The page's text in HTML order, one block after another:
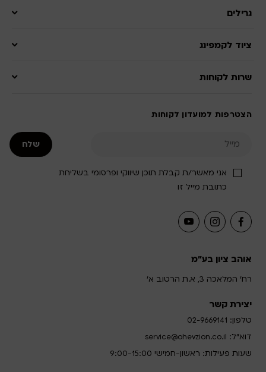
אוהב ציון בע"מ
רח' המלאכה 3, א.ת הרטוב א'
יצירת קשר
טלפון: 02-9669141
דוא”ל: service@ohevzion.co.il
שעות פעילות: ראשון-חמישי 9:00-15:00
גרילים
ציוד לקמפינג
שרות לקוחות
הצטרפות למועדון לקוחות
אני מאשר/ת קבלת תוכן שיווקי ופרסומי בשליחת
כתובת מייל זו